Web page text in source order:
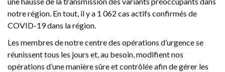
notre région. En tout, il y a 1 062 cas actifs confirmés de
COVID-19 dans la région.
Les membres de notre centre des opérations d’urgence se
réunissent tous les jours et, au besoin, modifient nos
opérations d’une manière sûre et contrôlée afin de gérer les